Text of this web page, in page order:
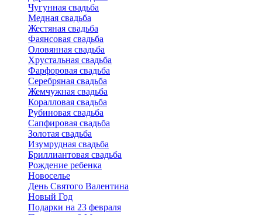
Чугунная свадьба
Медная свадьба
Жестяная свадьба
Фаянсовая свадьба
Оловянная свадьба
Хрустальная свадьба
Фарфоровая свадьба
Серебряная свадьба
Жемчужная свадьба
Коралловая свадьба
Рубиновая свадьба
Сапфировая свадьба
Золотая свадьба
Изумрудная свадьба
Бриллиантовая свадьба
Рождение ребенка
Новоселье
День Святого Валентина
Новый Год
Подарки на 23 февраля